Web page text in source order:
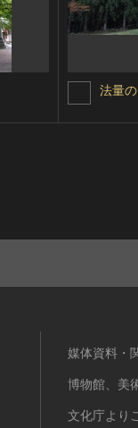
法量
媒体資料・
博物館、美
文化庁より